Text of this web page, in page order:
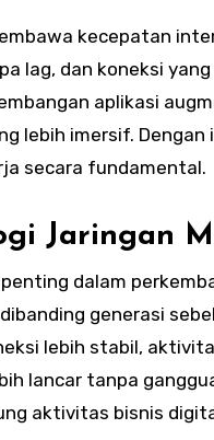
kecepatan
lag, dan koneksi
aplikasi
lebih imersif.
secara fundamental.
Jaringan
dalam
generasi
lebih stabil,
lancar tanpa
aktivitas bisnis